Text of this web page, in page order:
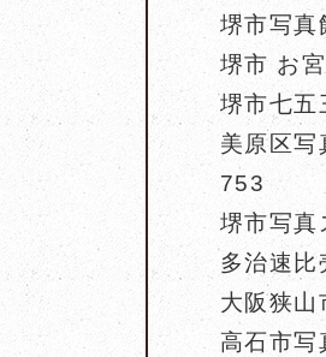
堺市写真
堺市 お
堺市七五
美原区写
753
堺市写真
多治速比
大阪狭山
高石市写